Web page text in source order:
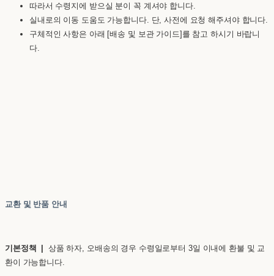
따라서 수령지에 받으실 분이 꼭 계셔야 합니다.
실내로의 이동 도움도 가능합니다. 단, 사전에 요청 해주셔야 합니다.
구체적인 사항은 아래 [배송 및 보관 가이드]를 참고 하시기 바랍니
다.
교환 및 반품 안내
기본정책 | 상품 하자, 오배송의 경우 수령일로부터 3일 이내에 환불 및 교
환이 가능합니다.